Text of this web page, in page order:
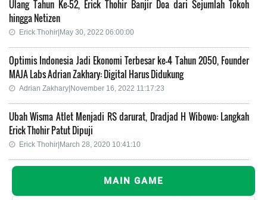
Ulang Tahun Ke-52, Erick Thohir Banjir Doa dari Sejumlah Tokoh
hingga Netizen
Erick Thohir|May 30, 2022 06:00:00
Optimis Indonesia Jadi Ekonomi Terbesar ke-4 Tahun 2050, Founder
MAJA Labs Adrian Zakhary: Digital Harus Didukung
Adrian Zakhary|November 16, 2022 11:17:23
Ubah Wisma Atlet Menjadi RS darurat, Dradjad H Wibowo: Langkah
Erick Thohir Patut Dipuji
Erick Thohir|March 28, 2020 10:41:10
MAIN GAME